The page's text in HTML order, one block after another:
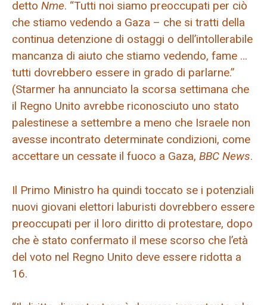
detto Nme. “Tutti noi siamo preoccupati per ciò
che stiamo vedendo a Gaza – che si tratti della
continua detenzione di ostaggi o dell’intollerabile
mancanza di aiuto che stiamo vedendo, fame …
tutti dovrebbero essere in grado di parlarne.”
(Starmer ha annunciato la scorsa settimana che
il Regno Unito avrebbe riconosciuto uno stato
palestinese a settembre a meno che Israele non
avesse incontrato determinate condizioni, come
accettare un cessate il fuoco a Gaza, BBC News.
Il Primo Ministro ha quindi toccato se i potenziali
nuovi giovani elettori laburisti dovrebbero essere
preoccupati per il loro diritto di protestare, dopo
che è stato confermato il mese scorso che l’età
del voto nel Regno Unito deve essere ridotta a
16.